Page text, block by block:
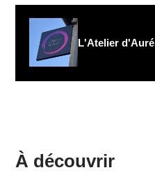
L'Atelier d'Auré
À découvrir